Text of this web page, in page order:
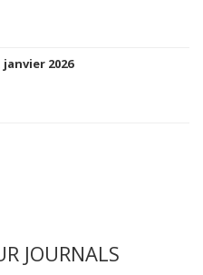
2026
JOURNALS